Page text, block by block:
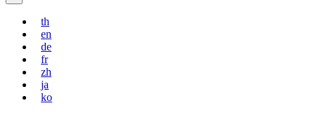
th
en
de
fr
zh
ja
ko